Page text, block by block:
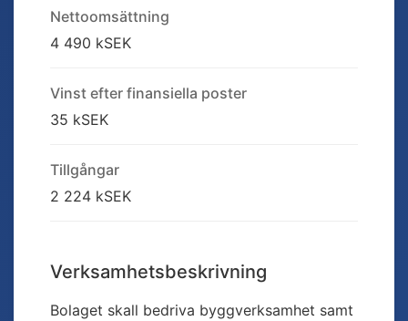
Nettoomsättning
4 490 kSEK
Vinst efter finansiella poster
35 kSEK
Tillgångar
2 224 kSEK
Verksamhetsbeskrivning
Bolaget skall bedriva byggverksamhet samt